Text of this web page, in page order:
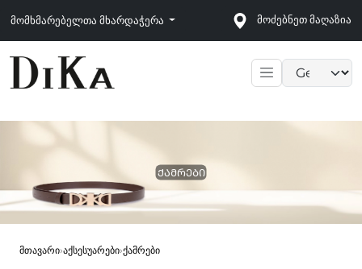
მომხმარებელთა მხარდაჭერა მოძებნეთ მაღაზია
ᲥᲐᲛᲠᲔᲑᲘ
მთავარი›აქსესუარები›ქამრები